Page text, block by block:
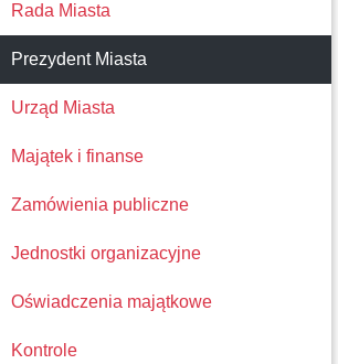
Rada Miasta
Prezydent Miasta
Urząd Miasta
Majątek i finanse
Zamówienia publiczne
Jednostki organizacyjne
Oświadczenia majątkowe
Kontrole